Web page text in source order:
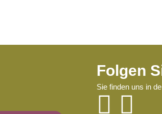
Folgen
Sie finden uns in